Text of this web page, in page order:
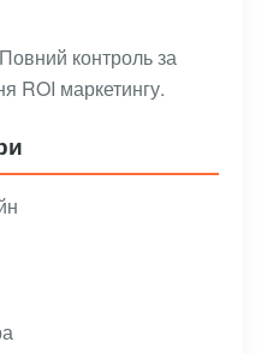
контроль за
ROI маркетингу.